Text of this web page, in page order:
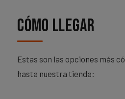
Cómo llegar
Estas son las opciones más
hasta nuestra tienda: